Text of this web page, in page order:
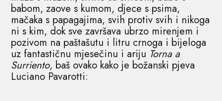
babom, zaove s kumom, djece s psima,
mačaka s papagajima, svih protiv svih i nikoga
ni s kim, dok sve završava ubrzo mirenjem i
pozivom na paštašutu i litru crnoga i bijeloga
uz fantastičnu mjesečinu i ariju Torna a
Surriento, baš ovako kako je božanski pjeva
Luciano Pavarotti: